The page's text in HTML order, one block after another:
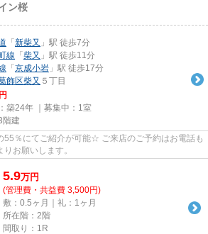
ン桜
「 新柴又 」駅 徒歩7分
線 「 柴又 」駅 徒歩11分
「 京成小岩 」駅 徒歩17分
飾区柴又 ５丁目
築24年 ｜募集中： 1室
階建
55％にてご紹介が可能☆ ご来店のご予約はお電話も
お願いします。
5.9万円
(管理費・共益費 3,500円)
敷：0.5ヶ月｜礼：1ヶ月
所在階：2階
間取り：1R